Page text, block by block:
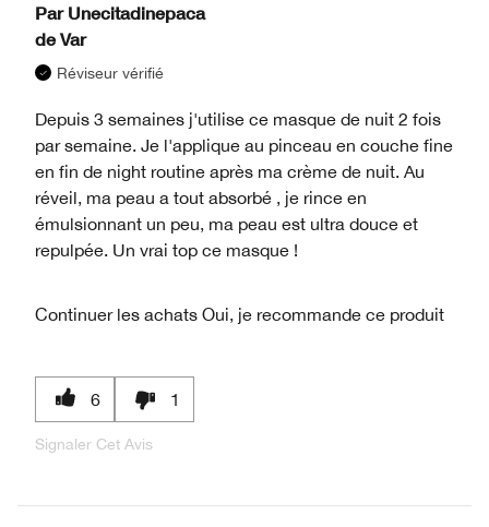
Par Unecitadinepaca
de Var
Réviseur vérifié
Depuis 3 semaines j'utilise ce masque de nuit 2 fois
par semaine. Je l'applique au pinceau en couche fine
en fin de night routine après ma crème de nuit. Au
réveil, ma peau a tout absorbé , je rince en
émulsionnant un peu, ma peau est ultra douce et
repulpée. Un vrai top ce masque !
Continuer les achats Oui, je recommande ce produit
6 1
Signaler Cet Avis